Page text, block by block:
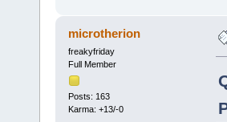
microtherion
freakyfriday
Full Member
Posts: 163
Karma: +13/-0